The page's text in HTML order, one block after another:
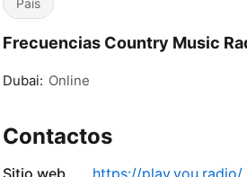
País
Frecuencias Country Music
Dubai: Online
Contactos